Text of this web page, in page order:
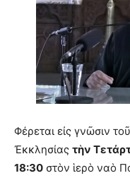
Φέρεται εἰς γνῶσιν
Ἐκκλησίας τὴν
18:30 στὸν ἱερὸ ναὸ